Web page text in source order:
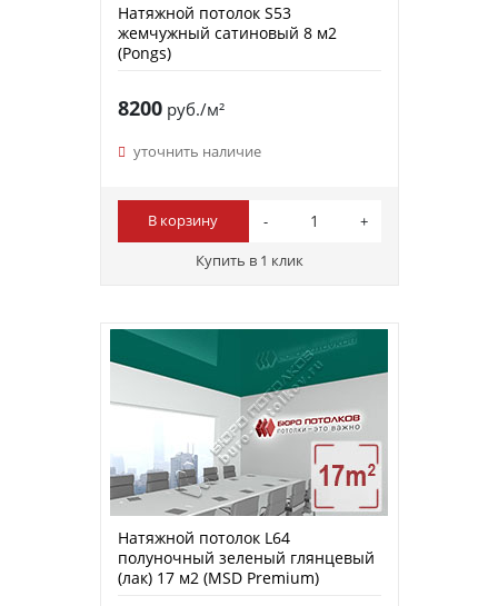
Натяжной потолок S53
жемчужный сатиновый 8 м2
(Pongs)
8200руб./м²
уточнить наличие
В корзину
Купить в 1 клик
Натяжной потолок L64
полуночный зеленый глянцевый
(лак) 17 м2 (MSD Premium)